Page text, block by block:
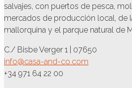
salvajes, con puertos de pesca,
mercados de producción local, de
mallorquina y el parque natural de
C./ Bisbe Verger 1 | 07650
info@casa-and-co.com
+34 971 64 22 00